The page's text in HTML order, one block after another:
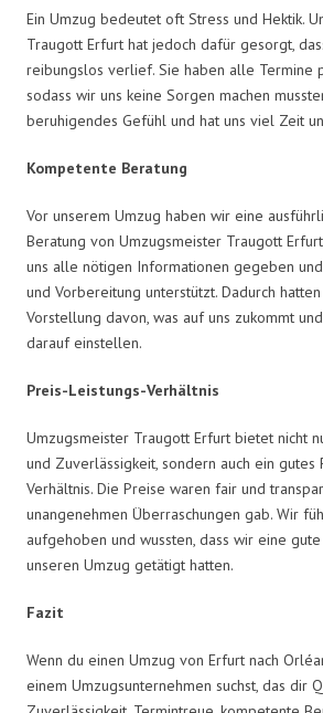
Ein Umzug bedeutet oft Stress und Hektik.
Traugott Erfurt hat jedoch dafür gesorgt,
reibungslos verlief. Sie haben alle Termine
sodass wir uns keine Sorgen machen
beruhigendes Gefühl und hat uns viel Zeit
Kompetente Beratung
Vor unserem Umzug haben wir eine
Beratung von Umzugsmeister Traugott
uns alle nötigen Informationen gegeben
und Vorbereitung unterstützt. Dadurch
Vorstellung davon, was auf uns zukommt
darauf einstellen.
Preis-Leistungs-Verhältnis
Umzugsmeister Traugott Erfurt bietet nicht
und Zuverlässigkeit, sondern auch ein gutes
Verhältnis. Die Preise waren fair und
unangenehmen Überraschungen gab. Wir
aufgehoben und wussten, dass wir eine
unseren Umzug getätigt hatten.
Fazit
Wenn du einen Umzug von Erfurt nach
einem Umzugsunternehmen suchst, das dir